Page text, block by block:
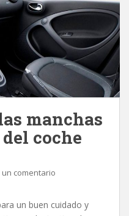
manchas
coche
un comentario
un buen cuidado y